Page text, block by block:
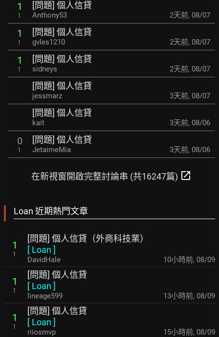
1
1
[問題] 個人信貸
Anthony53 2天前, 08/07
1
1
[問題] 個人信貸
gvles1210 2天前, 08/07
1
1
[問題] 個人信貸
sidneys 2天前, 08/07
[問題] 個人信貸
jessmarz 3天前, 08/07
[問題] 個人信貸
kait 3天前, 08/06
0
1
[問題] 個人信貸
JetaimeMia 3天前, 08/06
在新視窗開啟完整討論串 (共16247篇) open_in_new
Loan 近期熱門文章
1
1
[問題] 個人信貸（外商科技業）
[ Loan ]
DavidHale 10小時前, 08/09
1
1
[問題] 個人信貸
[ Loan ]
lineage599 13小時前, 08/09
1
1
[問題] 個人信貸
[ Loan ]
riiosmvp 15小時前, 08/09